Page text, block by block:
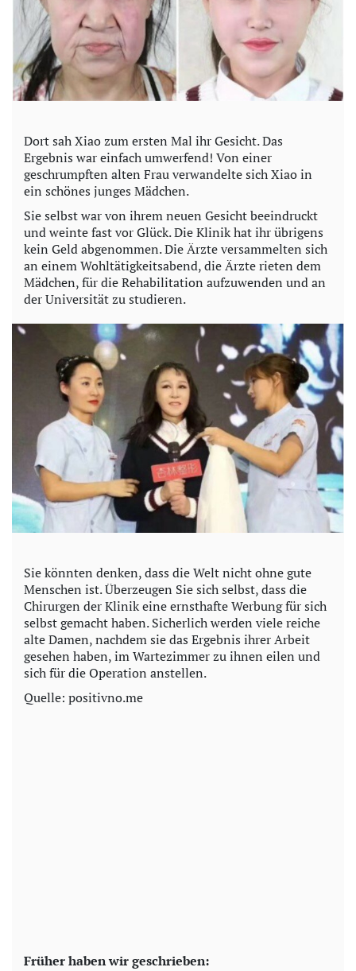
Dort sah Xiao zum ersten Mal ihr Gesicht. Das
Ergebnis war einfach umwerfend! Von einer
geschrumpften alten Frau verwandelte sich Xiao in
ein schönes junges Mädchen.
Sie selbst war von ihrem neuen Gesicht beeindruckt
und weinte fast vor Glück. Die Klinik hat ihr übrigens
kein Geld abgenommen. Die Ärzte versammelten sich
an einem Wohltätigkeitsabend, die Ärzte rieten dem
Mädchen, für die Rehabilitation aufzuwenden und an
der Universität zu studieren.
Sie könnten denken, dass die Welt nicht ohne gute
Menschen ist. Überzeugen Sie sich selbst, dass die
Chirurgen der Klinik eine ernsthafte Werbung für sich
selbst gemacht haben. Sicherlich werden viele reiche
alte Damen, nachdem sie das Ergebnis ihrer Arbeit
gesehen haben, im Wartezimmer zu ihnen eilen und
sich für die Operation anstellen.
Quelle: positivno.me
Früher haben wir geschrieben: